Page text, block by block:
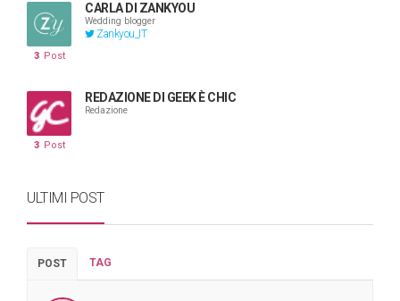
CARLA DI ZANKYOU
Wedding blogger
Zankyou_IT
3 Post
REDAZIONE DI GEEK È CHIC
Redazione
3 Post
ULTIMI POST
POST TAG